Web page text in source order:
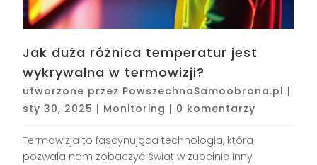
Jak duża różnica temperatur jest
wykrywalna w termowizji?
utworzone przez PowszechnaSamoobrona.pl |
sty 30, 2025 | Monitoring | 0 komentarzy
Termowizja to fascynująca technologia, która
pozwala nam zobaczyć świat w zupełnie inny